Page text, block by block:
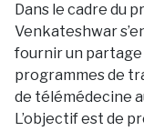
Dans le cadre du
Venkateshwar
fournir un partage
programmes de
de télémédecine
L’objectif est de